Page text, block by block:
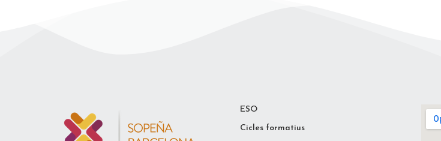
ESO
Cicles formatius